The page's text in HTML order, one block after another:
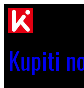
Kupiti